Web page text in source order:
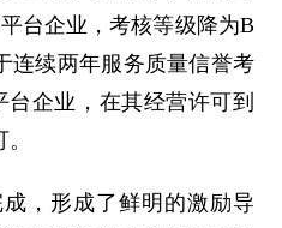
台企业，考核等级降为B
连续两年服务质量信誉考
企业，在其经营许可到
，形成了鲜明的激励导